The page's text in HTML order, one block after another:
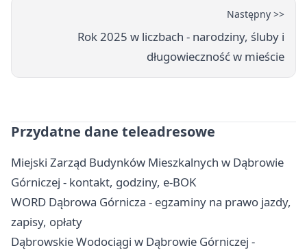
Następny >>
Rok 2025 w liczbach - narodziny, śluby i
długowieczność w mieście
Przydatne dane teleadresowe
Miejski Zarząd Budynków Mieszkalnych w Dąbrowie
Górniczej - kontakt, godziny, e-BOK
WORD Dąbrowa Górnicza - egzaminy na prawo jazdy,
zapisy, opłaty
Dąbrowskie Wodociągi w Dąbrowie Górniczej -